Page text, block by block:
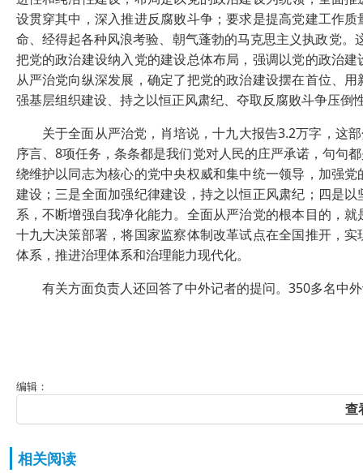
设贯穿其中，深入推进反腐败斗争；要求是提高党建工作
命、经得起各种风浪考验、朝气蓬勃的马克思主义执政党。
把党的政治建设纳入党的建设总体布局，强调以党的政治
从严治党向纵深发展，确定了把党的政治建设摆在首位、
强基层组织建设、持之以恒正风肃纪、夺取反腐败斗争压
关于全面从严治党，肖培说，十九大报告3.2万字，这部
序言、8项任务，条条都是我们党对人民的庄严承诺，句句
绕维护以同志为核心的党中央权威和集中统一领导，加强
建设；三是全面加强纪律建设，持之以恒正风肃纪；四是
系，不断增强自我净化能力。全面从严治党的根本目的，
十九大决策部署，将国家监察体制改革试点在全国推开，
体系，推进治理体系和治理能力现代化。
有关方面负责人还回答了中外记者的提问。350多名中外
编辑：
查
相关阅读